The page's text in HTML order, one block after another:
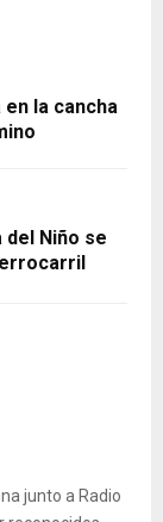
la cancha
del Niño se
junto a Radio